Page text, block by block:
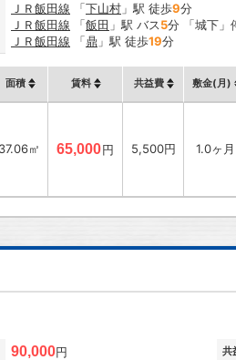
ＪＲ飯田線 「下山村 」駅 徒歩9分
ＪＲ飯田線 「飯田 」駅 バス5分 「城下」
ＪＲ飯田線 「鼎 」駅 徒歩19分
面積 賃料 共益費 敷金(月)
37.06㎡ 65,000円 5,500円 1.0ヶ月
90,000円 共